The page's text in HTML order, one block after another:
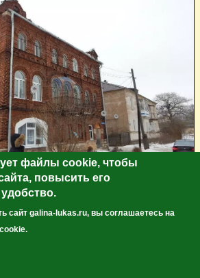
файлы cookie, чтобы
повысить его
сайт galina-lukas.ru, вы соглашаетесь на